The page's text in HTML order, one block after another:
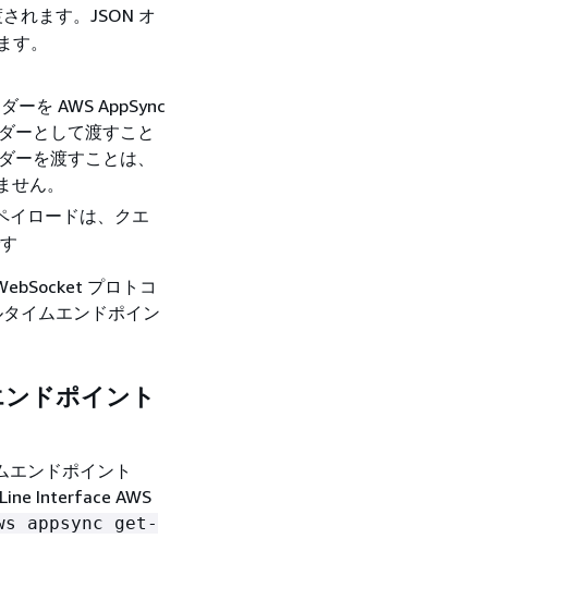
れます。JSON オ
。
ーを AWS AppSync
ーとして渡すこと
ーを渡すことは、
ん。
イロードは、クエ
プロトコ
イムエンドポイン
ドポイント
エンドポイント
Interface AWS
appsync get-